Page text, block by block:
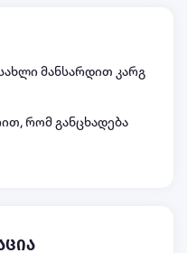
მანსარდით კარგ
რომ განცხადება